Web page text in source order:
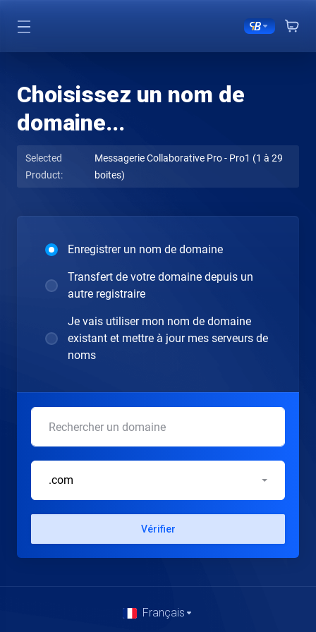
Choisissez un nom de
domaine...
Selected
Product:
Messagerie Collaborative Pro - Pro1 (1 à 29
boites)
Enregistrer un nom de domaine
Transfert de votre domaine depuis un
autre registraire
Je vais utiliser mon nom de domaine
existant et mettre à jour mes serveurs de
noms
.com
Vérifier
Français